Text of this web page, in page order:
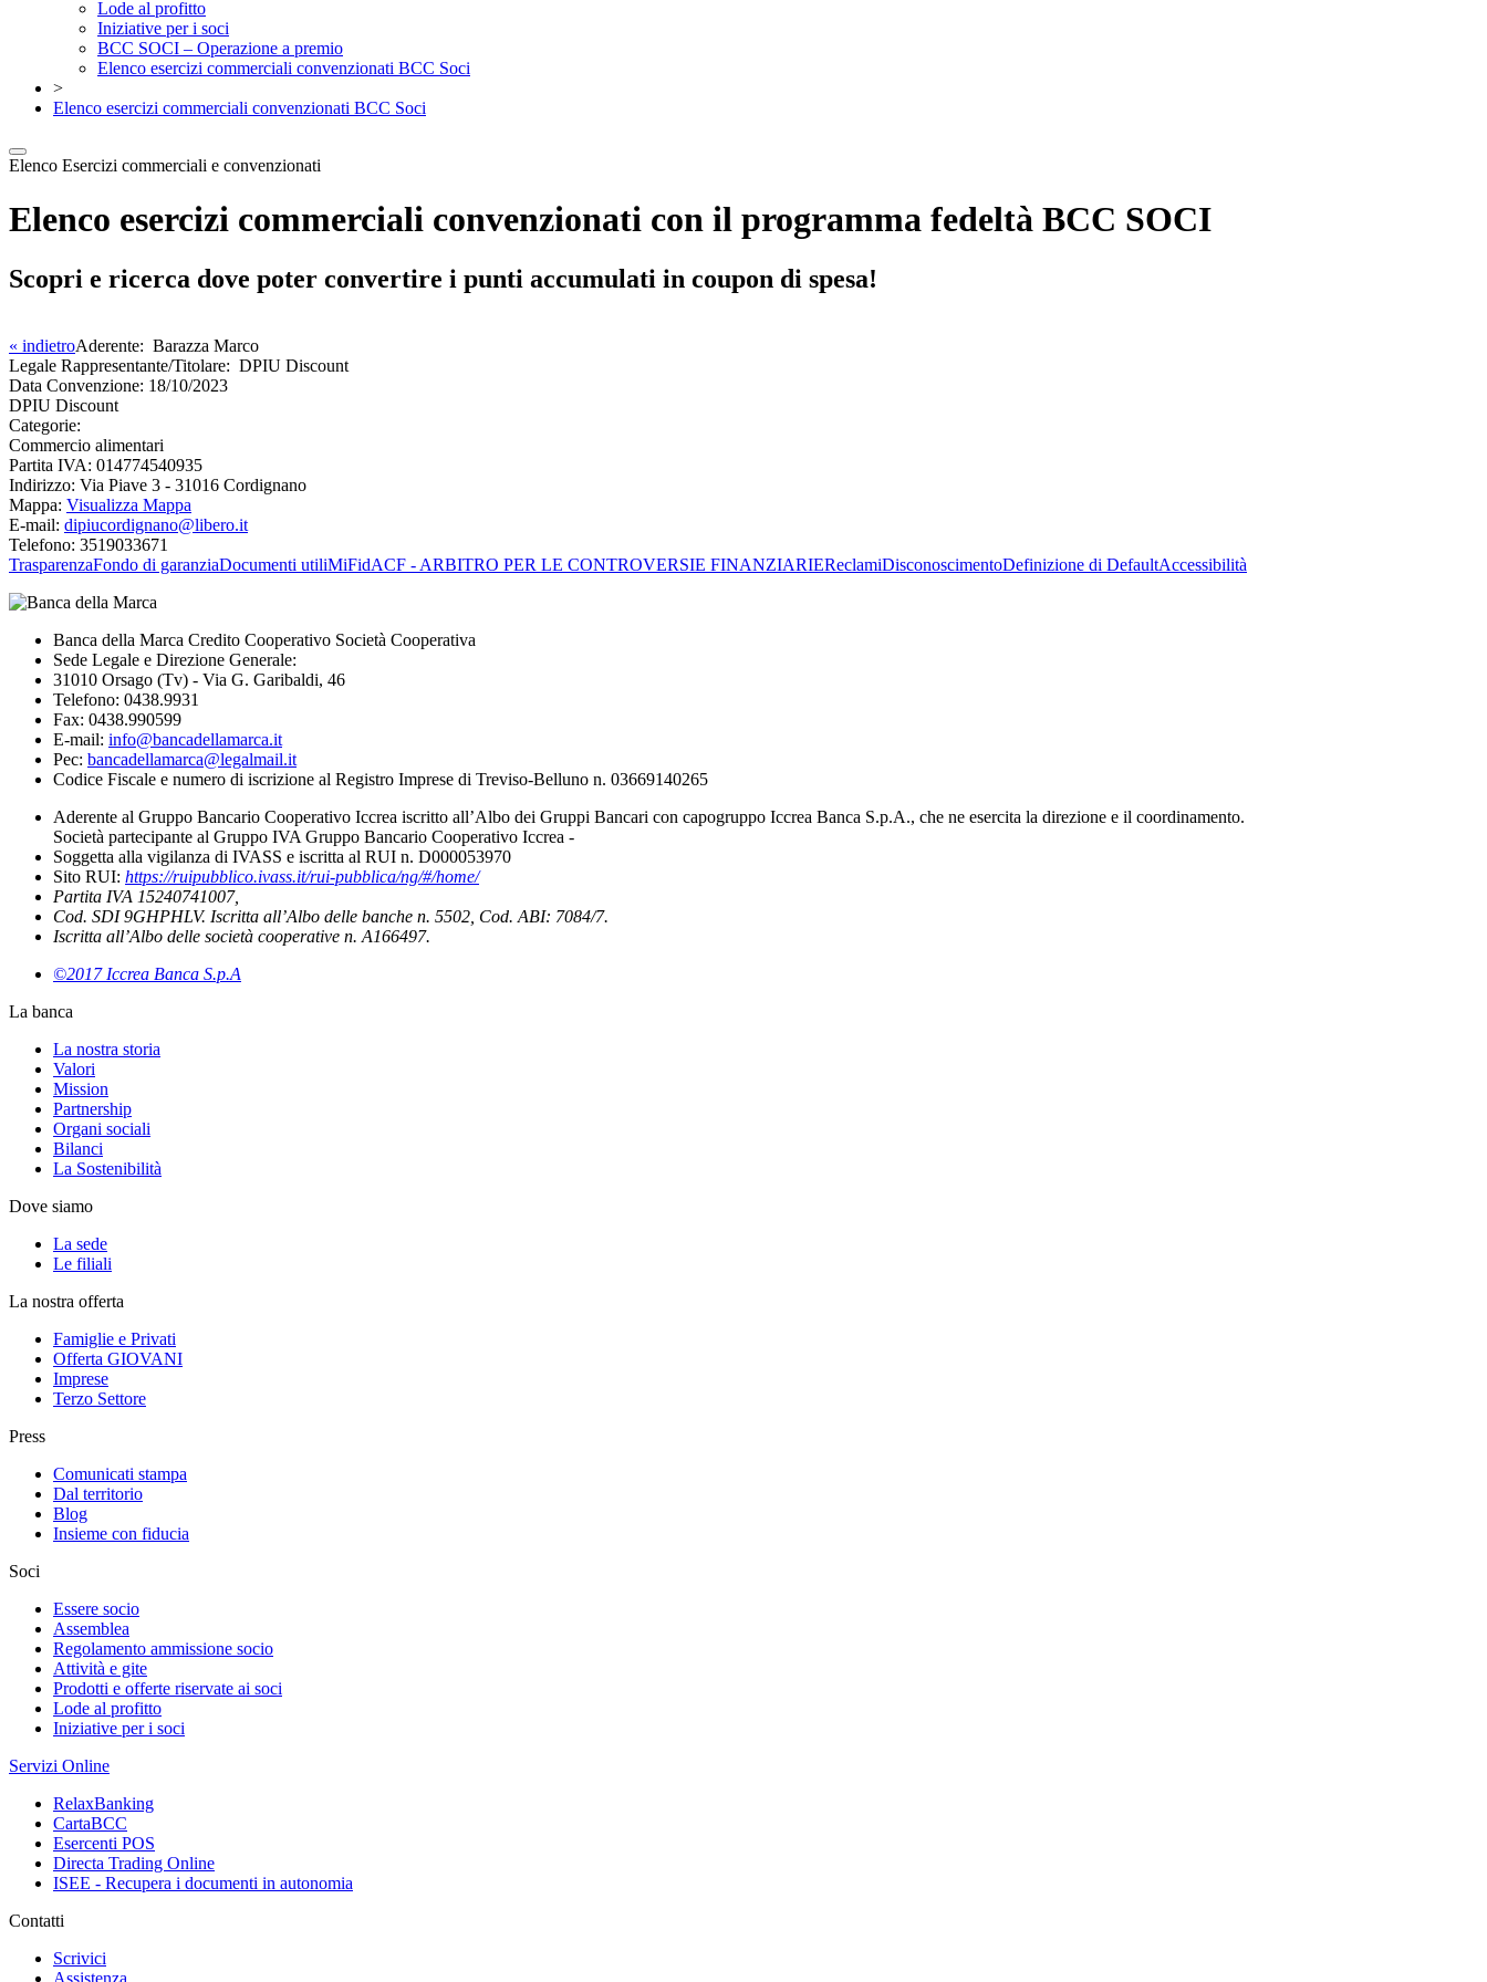
Lode al profitto
Iniziative per i soci
BCC SOCI – Operazione a premio
Elenco esercizi commerciali convenzionati BCC Soci
>
Elenco esercizi commerciali convenzionati BCC Soci
Elenco Esercizi commerciali e convenzionati
Elenco esercizi commerciali convenzionati con il programma fedeltà BCC SOCI
Scopri e ricerca dove poter convertire i punti accumulati in coupon di spesa!
« indietroAderente: Barazza Marco
Legale Rappresentante/Titolare: DPIU Discount
Data Convenzione: 18/10/2023
DPIU Discount
Categorie:
Commercio alimentari
Partita IVA: 014774540935
Indirizzo: Via Piave 3 - 31016 Cordignano
Mappa: Visualizza Mappa
E-mail: dipiucordignano@libero.it
Telefono: 3519033671
TrasparenzaFondo di garanziaDocumenti utiliMiFidACF - ARBITRO PER LE CONTROVERSIE FINANZIARIEReclamiDisconoscimentoDefinizione di DefaultAccessibilità
Banca della Marca Credito Cooperativo Società Cooperativa
Sede Legale e Direzione Generale:
31010 Orsago (Tv) - Via G. Garibaldi, 46
Telefono: 0438.9931
Fax: 0438.990599
E-mail: info@bancadellamarca.it
Pec: bancadellamarca@legalmail.it
Codice Fiscale e numero di iscrizione al Registro Imprese di Treviso-Belluno n. 03669140265
Aderente al Gruppo Bancario Cooperativo Iccrea iscritto all’Albo dei Gruppi Bancari con capogruppo Iccrea Banca S.p.A., che ne esercita la direzione e il coordinamento.
Società partecipante al Gruppo IVA Gruppo Bancario Cooperativo Iccrea -
Soggetta alla vigilanza di IVASS e iscritta al RUI n. D000053970
Sito RUI: https://ruipubblico.ivass.it/rui-pubblica/ng/#/home/
Partita IVA 15240741007,
Cod. SDI 9GHPHLV. Iscritta all’Albo delle banche n. 5502, Cod. ABI: 7084/7.
Iscritta all’Albo delle società cooperative n. A166497.
©2017 Iccrea Banca S.p.A
La banca
La nostra storia
Valori
Mission
Partnership
Organi sociali
Bilanci
La Sostenibilità
Dove siamo
La sede
Le filiali
La nostra offerta
Famiglie e Privati
Offerta GIOVANI
Imprese
Terzo Settore
Press
Comunicati stampa
Dal territorio
Blog
Insieme con fiducia
Soci
Essere socio
Assemblea
Regolamento ammissione socio
Attività e gite
Prodotti e offerte riservate ai soci
Lode al profitto
Iniziative per i soci
Servizi Online
RelaxBanking
CartaBCC
Esercenti POS
Directa Trading Online
ISEE - Recupera i documenti in autonomia
Contatti
Scrivici
Assistenza